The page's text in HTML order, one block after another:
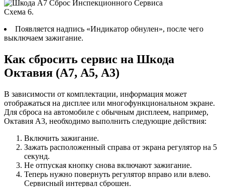
Схема 6.
Появляется надпись «Индикатор обнулен», после чего
выключаем зажигание.
Как сбросить сервис на Шкода
Октавия (А7, А5, А3)
В зависимости от комплектации, информация может
отображаться на дисплее или многофункциональном экране.
Для сброса на автомобиле с обычным дисплеем, например,
Октавия A3, необходимо выполнить следующие действия:
Включить зажигание.
Зажать расположенный справа от экрана регулятор на 5
секунд.
Не отпуская кнопку снова включают зажигание.
Теперь нужно повернуть регулятор вправо или влево.
Сервисный интервал сброшен.